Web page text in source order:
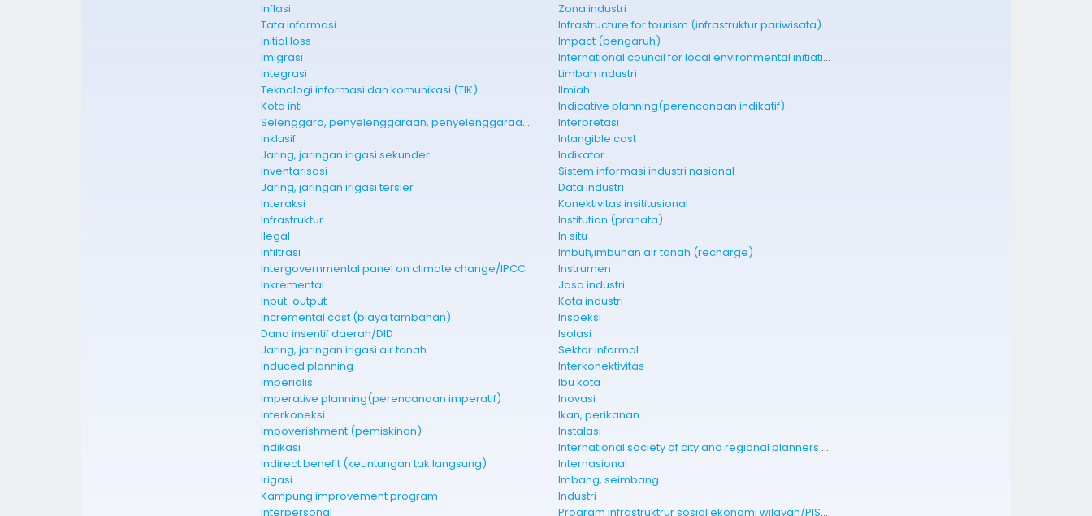
Inflasi
Zona industri
Tata informasi
Infrastructure for tourism (infrastruktur pariwisata)
Initial loss
Impact (pengaruh)
Imigrasi
International council for local environmental initiatives/ICLEI
Integrasi
Limbah industri
Teknologi informasi dan komunikasi (TIK)
Ilmiah
Kota inti
Indicative planning(perencanaan indikatif)
Selenggara, penyelenggaraan, penyelenggaraan keterpaduan infrastruktur
Interpretasi
Inklusif
Intangible cost
Jaring, jaringan irigasi sekunder
Indikator
Inventarisasi
Sistem informasi industri nasional
Jaring, jaringan irigasi tersier
Data industri
Interaksi
Konektivitas insititusional
Infrastruktur
Institution (pranata)
Ilegal
In situ
Infiltrasi
Imbuh,imbuhan air tanah (recharge)
Intergovernmental panel on climate change/IPCC
Instrumen
Inkremental
Jasa industri
Input-output
Kota industri
Incremental cost (biaya tambahan)
Inspeksi
Dana insentif daerah/DID
Isolasi
Jaring, jaringan irigasi air tanah
Sektor informal
Induced planning
Interkonektivitas
Imperialis
Ibu kota
Imperative planning(perencanaan imperatif)
Inovasi
Interkoneksi
Ikan, perikanan
Impoverishment (pemiskinan)
Instalasi
Indikasi
International society of city and regional planners (ISOCARP)
Indirect benefit (keuntungan tak langsung)
Internasional
Irigasi
Imbang, seimbang
Kampung improvement program
Industri
Interpersonal
Program infrastruktrur sosial ekonomi wilayah/PISEW